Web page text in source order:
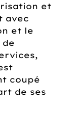
et
avec
et le
coupé
de ses